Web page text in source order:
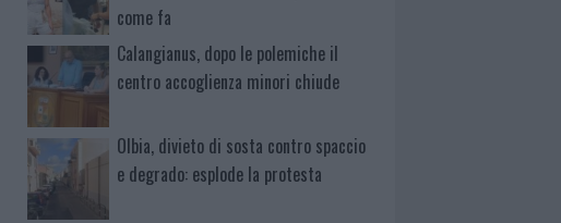
come fa
Calangianus, dopo le polemiche il
centro accoglienza minori chiude
Olbia, divieto di sosta contro spaccio
e degrado: esplode la protesta